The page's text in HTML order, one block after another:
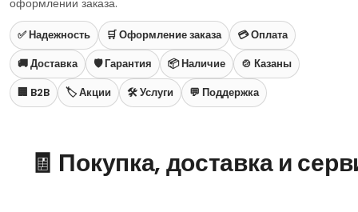
оформлении заказа.
✅ Надежность 🛒 Оформление заказа
💳 Оплата
🚚 Доставка
🛡️ Гарантия 📦 Наличие
🍲 Казаны
🏢 B2B
🏷️ Акции 🛠️ Услуги 💬 Поддержка
🧾 Покупка, доставка и